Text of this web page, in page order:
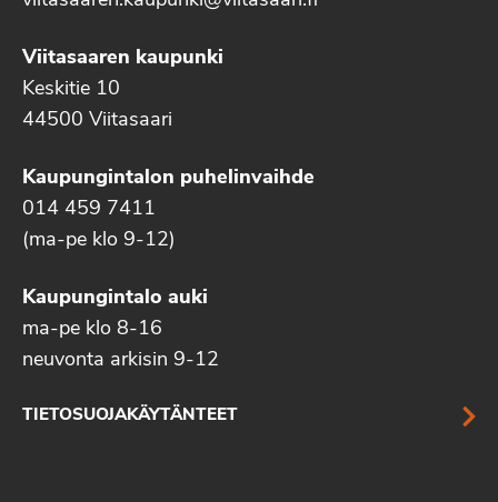
Viitasaaren kaupunki
Keskitie 10
44500 Viitasaari
Kaupungintalon puhelinvaihde
014 459 7411
(ma-pe klo 9-12)
Kaupungintalo auki
ma-pe klo 8-16
neuvonta arkisin 9-12
TIETOSUOJAKÄYTÄNTEET